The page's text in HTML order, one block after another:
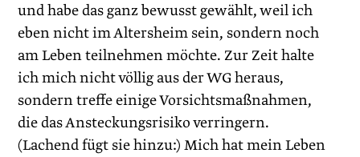
und habe das ganz bewusst gewählt, weil ich
eben nicht im Altersheim sein, sondern noch
am Leben teilnehmen möchte. Zur Zeit halte
ich mich nicht völlig aus der WG heraus,
sondern treffe einige Vorsichtsmaßnahmen,
die das Ansteckungsrisiko verringern.
(Lachend fügt sie hinzu:) Mich hat mein Leben